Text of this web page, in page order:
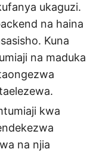
ukaguzi.
na haina
Kuna
na maduka
kwa
na njia